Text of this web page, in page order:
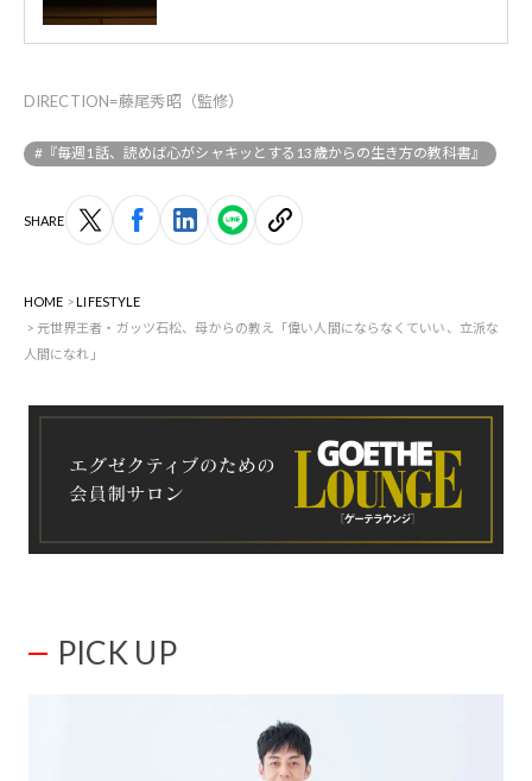
DIRECTION=藤尾秀昭（監修）
#『毎週1話、読めば心がシャキッとする13歳からの生き方の教科書』
SHARE
HOME
LIFESTYLE
元世界王者・ガッツ石松、母からの教え「偉い人間にならなくていい、立派な
人間になれ」
PICK UP